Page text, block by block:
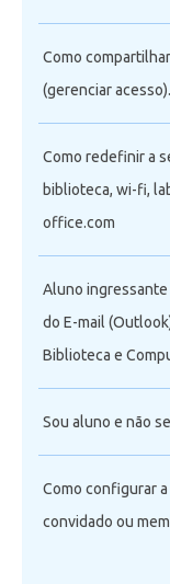
Como
(gerenciar acesso).
Como redefinir a
biblioteca, wi-fi,
office.com
Aluno ingressante
do E-mail
Biblioteca e
Sou aluno e não
Como configurar
convidado ou